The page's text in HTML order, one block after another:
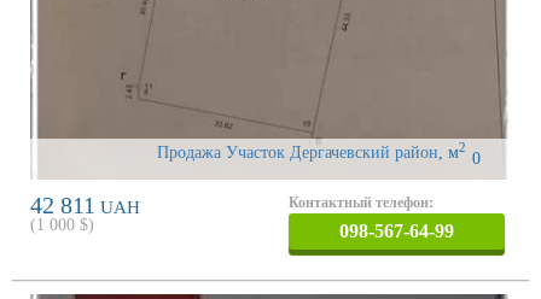
Продажа Участок Дергачевский район, 0
м2
42 811 UAH
(1 000 $)
Контактный телефон:
098-567-64-99